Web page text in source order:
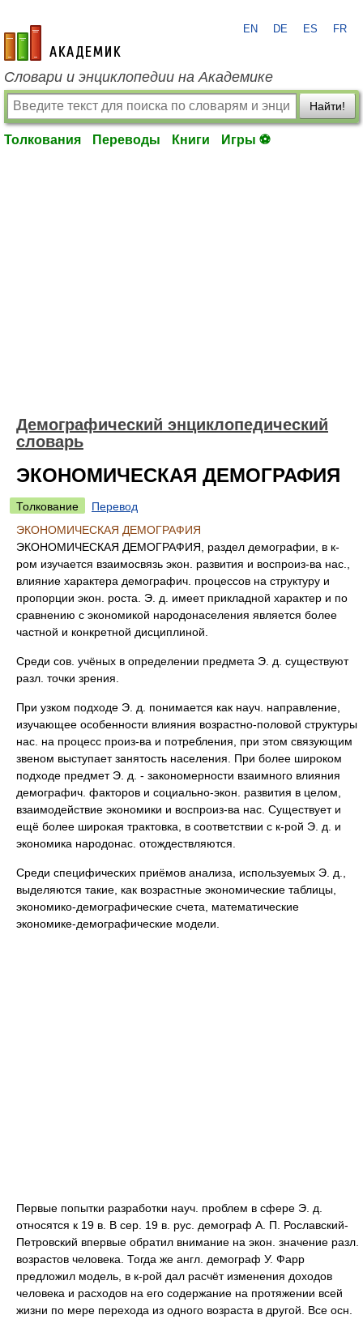
academic.ru
EN DE ES FR
Словари и энциклопедии на Академике
Найти!
Толкования Переводы Книги Игры ⚽
Демографический энциклопедический
словарь
ЭКОНОМИЧЕСКАЯ ДЕМОГРАФИЯ
Толкование
Перевод
ЭКОНОМИЧЕСКАЯ ДЕМОГРАФИЯ
ЭКОНОМИЧЕСКАЯ ДЕМОГРАФИЯ, раздел демографии, в к-
ром изучается взаимосвязь экон. развития и воспроиз-ва нас.,
влияние характера демографич. процессов на структуру и
пропорции экон. роста. Э. д. имеет прикладной характер и по
сравнению с экономикой народонаселения является более
частной и конкретной дисциплиной.
Среди сов. учёных в определении предмета Э. д. существуют
разл. точки зрения.
При узком подходе Э. д. понимается как науч. направление,
изучающее особенности влияния возрастно-половой структуры
нас. на процесс произ-ва и потребления, при этом связующим
звеном выступает занятость населения. При более широком
подходе предмет Э. д. - закономерности взаимного влияния
демографич. факторов и социально-экон. развития в целом,
взаимодействие экономики и воспроиз-ва нас. Существует и
ещё более широкая трактовка, в соответствии с к-рой Э. д. и
экономика народонас. отождествляются.
Среди специфических приёмов анализа, используемых Э. д.,
выделяются такие, как возрастные экономические таблицы,
экономико-демографические счета, математические
экономике-демографические модели.
Первые попытки разработки науч. проблем в сфере Э. д.
относятся к 19 в. В сер. 19 в. рус. демограф А. П. Рославский-
Петровский впервые обратил внимание на экон. значение разл.
возрастов человека. Тогда же англ. демограф У. Фарр
предложил модель, в к-рой дал расчёт изменения доходов
человека и расходов на его содержание на протяжении всей
жизни по мере перехода из одного возраста в другой. Все осн.